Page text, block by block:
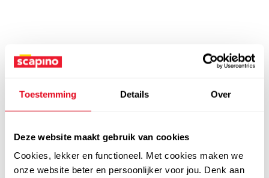
Toestemming Details Over
Deze website maakt gebruik van cookies
Cookies, lekker en functioneel. Met cookies maken we
onze website beter en persoonlijker voor jou. Denk aan